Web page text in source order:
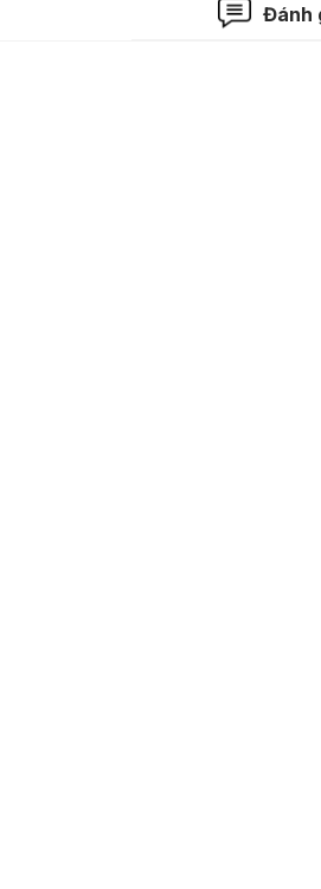
Đánh